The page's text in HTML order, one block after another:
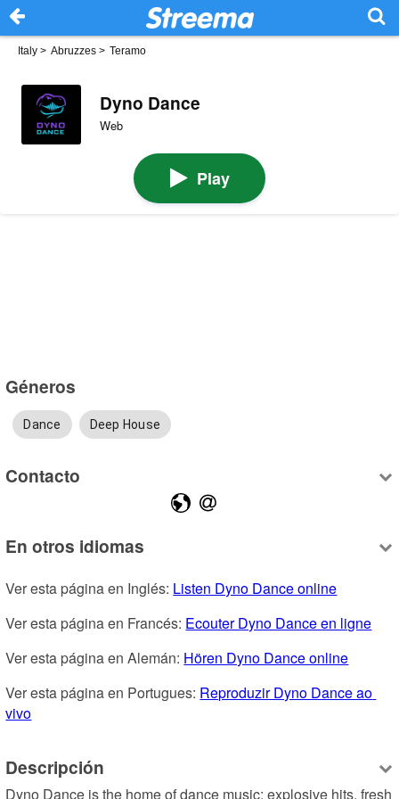
Italy > Abruzzes > Teramo
Dyno Dance
Web
Play
Géneros
Dance Deep House
Contacto
En otros idiomas
Ver esta página en Inglés: Listen Dyno Dance online
Ver esta página en Francés: Ecouter Dyno Dance en ligne
Ver esta página en Alemán: Hören Dyno Dance online
Ver esta página en Portugues: Reproduzir Dyno Dance ao
vivo
Descripción
Dyno Dance is the home of dance music: explosive hits, fresh